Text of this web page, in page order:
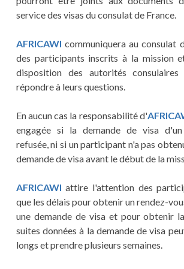
service des visas du consulat de France.
AFRICAWIcommuniquera au consulat
des participants inscrits à la mission
disposition des autorités consulaires
répondre à leurs questions.
En aucun cas la responsabilité d'
engagée si la demande de visa
refusée, ni si un participant n'a pas
demande de visa avant le début de la
AFRICAWIattire l'attention des
que les délais pour obtenir un rendez-
une demande de visa et pour obtenir
suites données à la demande de visa
longs et prendre plusieurs semaines.